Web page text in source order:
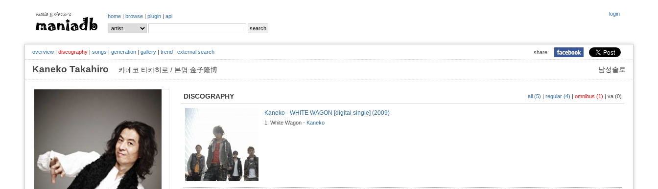
login
home | browse | plugin | api
share:
overview | discography | songs | generation | gallery | trend | external search
남성솔로
Kaneko Takahiro 카네코 타카히로 / 본명:金子隆博
DISCOGRAPHY all (5) | regular (4) | omnibus (1) | va (0)
Kaneko - WHITE WAGON [digital single] (2009)
1. White Wagon - Kaneko